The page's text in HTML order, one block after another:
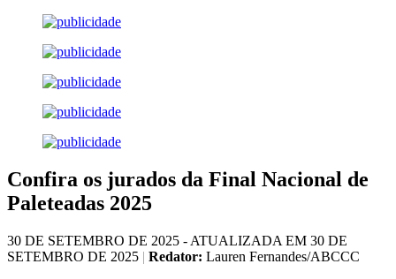
Confira os jurados da Final Nacional de
Paleteadas 2025
30 DE SETEMBRO DE 2025 - ATUALIZADA EM 30 DE
SETEMBRO DE 2025 | Redator: Lauren Fernandes/ABCCC